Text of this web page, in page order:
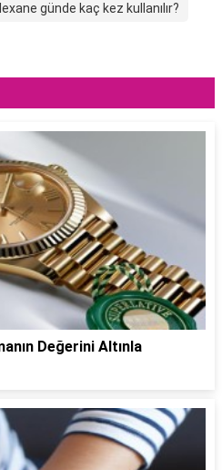
günde kaç kez kullanılır?
Değerini Altınla